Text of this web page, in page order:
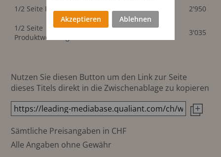
1/2 Seite PR
mm
2'950 2'950
1/2 Seite
Produktwerbung
286x205
3'035
Nutzen Sie diesen Button um den Link zur Seite
dieses Titels direkt in die Zwischenablage zu kopieren
Sämtliche Preisangaben in CHF
Alle Angaben ohne Gewähr
Akzeptieren Ablehnen